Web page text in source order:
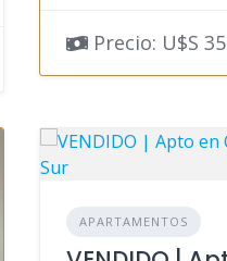
Precio: U$S
APARTAMENTOS